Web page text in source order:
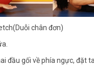
chân đơn)
đầu gối về phía ngực, đặt